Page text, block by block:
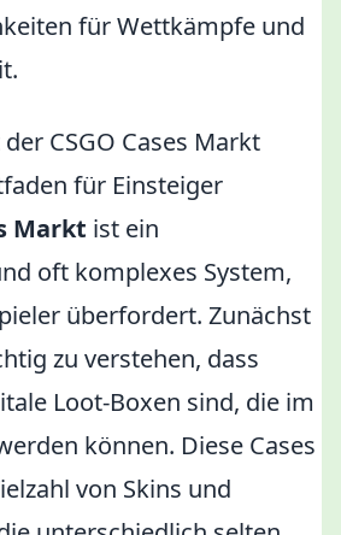
für Wettkämpfe und
CSGO Cases Markt
für Einsteiger
Markt ist ein
oft komplexes System,
überfordert. Zunächst
zu verstehen, dass
Loot-Boxen sind, die im
können. Diese Cases
von Skins und